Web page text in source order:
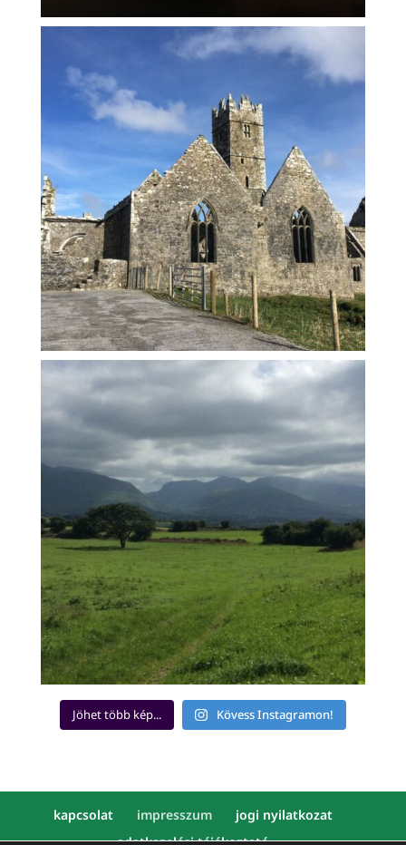
Jöhet több kép... Kövess Instagramon!
kapcsolat impresszum
jogi nyilatkozat